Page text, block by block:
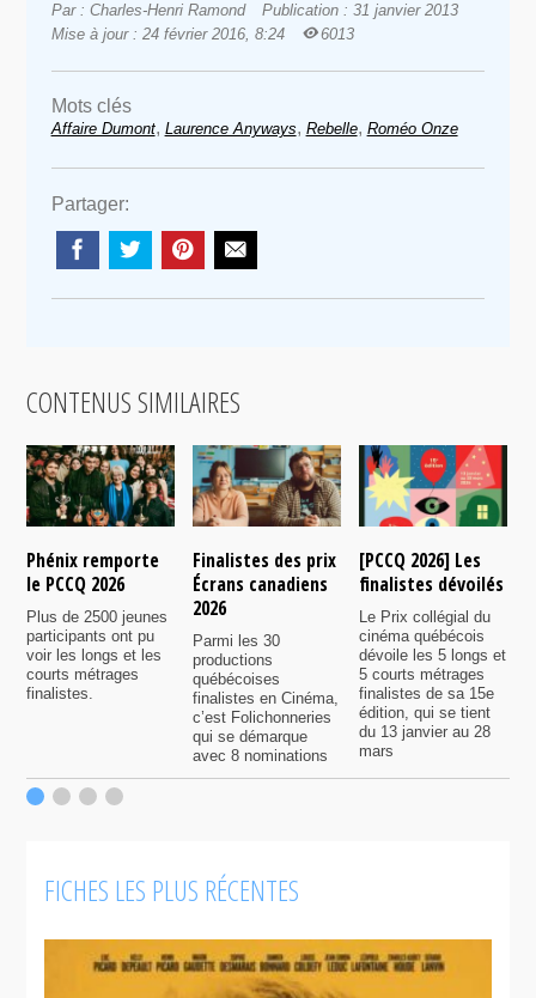
Par : Charles-Henri Ramond
Publication : 31 janvier 2013
Mise à jour : 24 février 2016, 8:24
6013
Mots clés
Affaire Dumont, Laurence Anyways, Rebelle, Roméo Onze
Partager:
CONTENUS SIMILAIRES
Phénix remporte
le PCCQ 2026
Plus de 2500 jeunes
participants ont pu
voir les longs et les
courts métrages
finalistes.
Finalistes des prix
Écrans canadiens
2026
Parmi les 30
productions
québécoises
finalistes en Cinéma,
c’est Folichonneries
qui se démarque
avec 8 nominations
[PCCQ 2026] Les
finalistes dévoilés
Le Prix collégial du
cinéma québécois
dévoile les 5 longs et
5 courts métrages
finalistes de sa 15e
édition, qui se tient
du 13 janvier au 28
mars
FICHES LES PLUS RÉCENTES